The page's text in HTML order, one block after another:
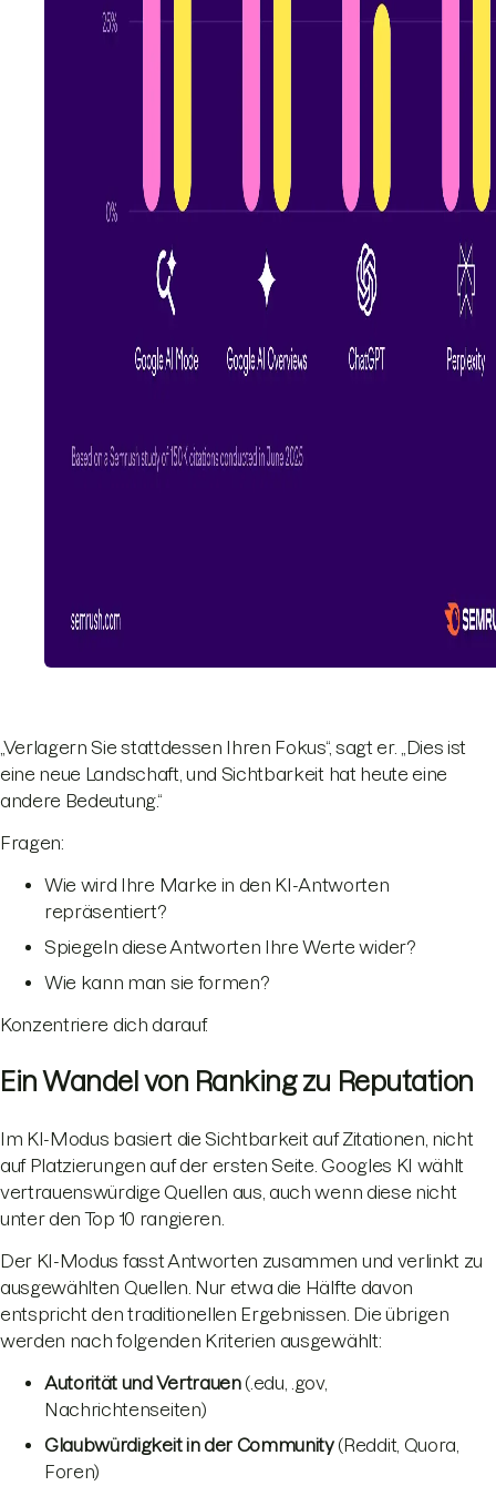
„Verlagern Sie stattdessen Ihren Fokus“, sagt er. „Dies ist
eine neue Landschaft, und Sichtbarkeit hat heute eine
andere Bedeutung.“
Fragen:
Wie wird Ihre Marke in den KI-Antworten
repräsentiert?
Spiegeln diese Antworten Ihre Werte wider?
Wie kann man sie formen?
Konzentriere dich darauf.
Ein Wandel von Ranking zu Reputation
Im KI-Modus basiert die Sichtbarkeit auf Zitationen, nicht
auf Platzierungen auf der ersten Seite. Googles KI wählt
vertrauenswürdige Quellen aus, auch wenn diese nicht
unter den Top 10 rangieren.
Der KI-Modus fasst Antworten zusammen und verlinkt zu
ausgewählten Quellen. Nur etwa die Hälfte davon
entspricht den traditionellen Ergebnissen. Die übrigen
werden nach folgenden Kriterien ausgewählt:
Autorität und Vertrauen(.edu, .gov,
Nachrichtenseiten)
Glaubwürdigkeit in der Community(Reddit, Quora,
Foren)